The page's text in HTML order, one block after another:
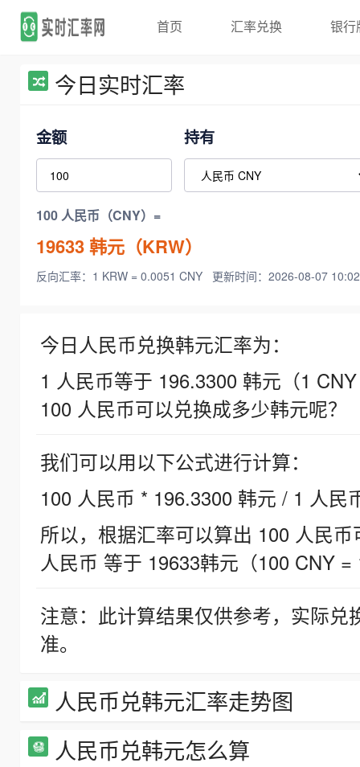
首页 汇率兑换 银行
今日实时汇率
金额 持有
100 人民币（CNY）=
19633韩元（KRW）
反向汇率：1 KRW = 0.0051 CNY 更新时间：2026-08-07
今日人民币兑换韩元汇率为：
1 人民币等于 196.3300 韩元（1
100 人民币可以兑换成多少韩元呢？
我们可以用以下公式进行计算：
100 人民币 * 196.3300 韩元 / 1 人民
所以，根据汇率可以算出 100 人民
人民币 等于 19633韩元（100 CNY =
注意：此计算结果仅供参考，实际
准。
人民币兑韩元汇率走势图
人民币兑韩元怎么算